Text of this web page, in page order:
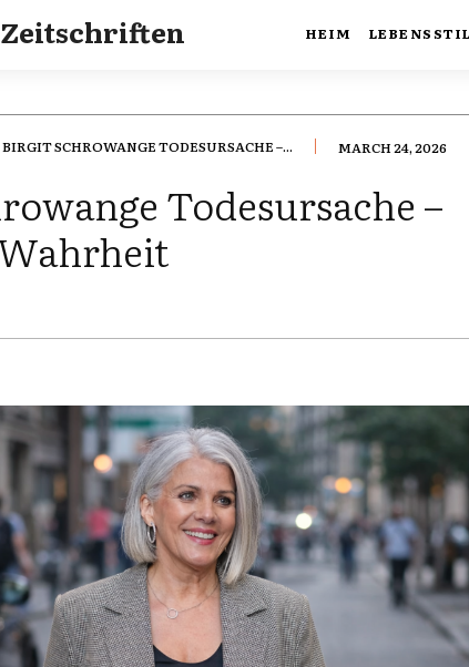
HEIM LEBENSSTIL
BIRGIT SCHROWANGE TODESURSACHE –... MARCH 24, 2026
Todesursache –